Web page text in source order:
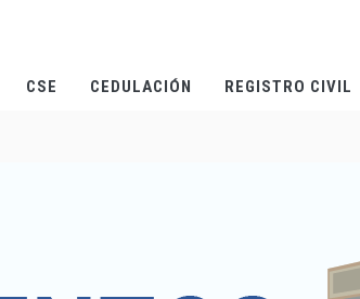
CSE CEDULACIÓN REGISTRO CIVIL